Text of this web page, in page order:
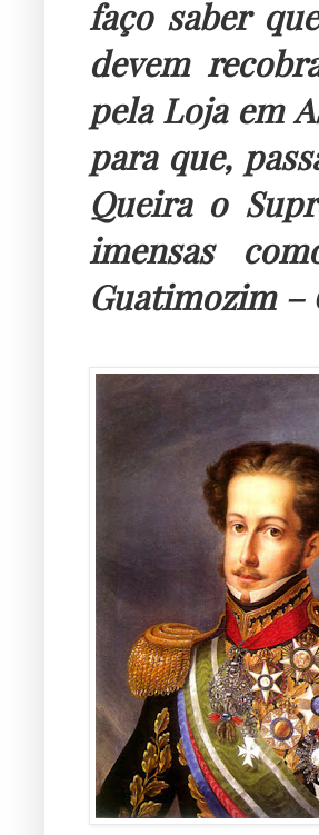
faço saber
devem
pela Loja em
para que,
Queira o
imensas
Guatimozim –